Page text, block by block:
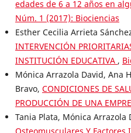
edades de 6 a 12 años en
Núm. 1 (2017): Biociencias
Esther Cecilia Arrieta
INTERVENCIÓN
INSTITUCIÓN EDUCATIVA ,
Mónica Arrazola David, Ana
Bravo, CONDICIONES DE
PRODUCCIÓN DE UNA
Tania Plata, Mónica Arrazola